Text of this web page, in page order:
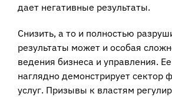
дает негативные результаты.
Снизить, а то и полностью
результаты может и особая
ведения бизнеса и управления.
наглядно демонстрирует сектор
услуг. Призывы к властям